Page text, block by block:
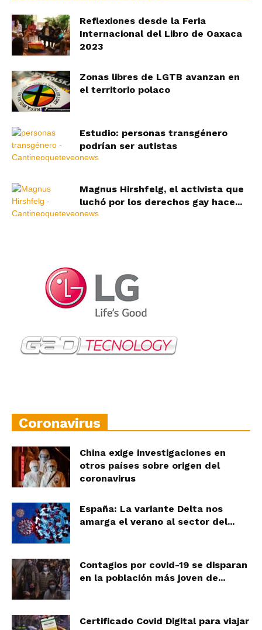
Reflexiones desde la Feria
Internacional del Libro de Oaxaca
2023
Zonas libres de LGTB avanzan en
el territorio polaco
Estudio: personas transgénero
podrían ser autistas
Magnus Hirshfelg, el activista que
luchó por los derechos gay hace...
Coronavirus
China exige investigaciones en
otros países sobre origen del
coronavirus
España: La variante Delta nos
amarga el verano al sector del...
Contagios por covid-19 se disparan
en la población más joven de...
Certificado Covid Digital para viajar